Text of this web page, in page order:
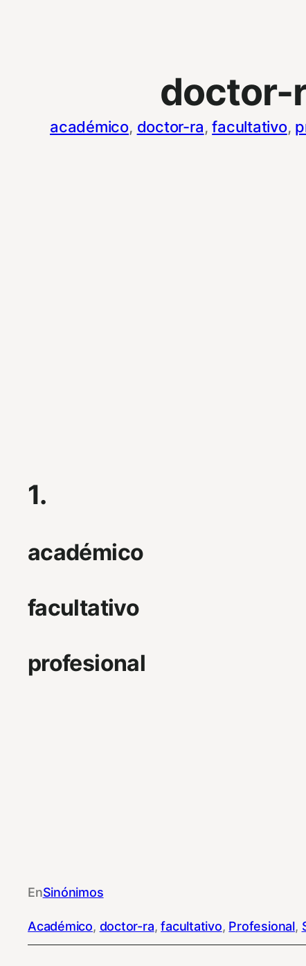
doctor-
académico, doctor-ra, facultativo,
1.
académico
facultativo
profesional
EnSinónimos
Académico, doctor-ra, facultativo, Profesional,